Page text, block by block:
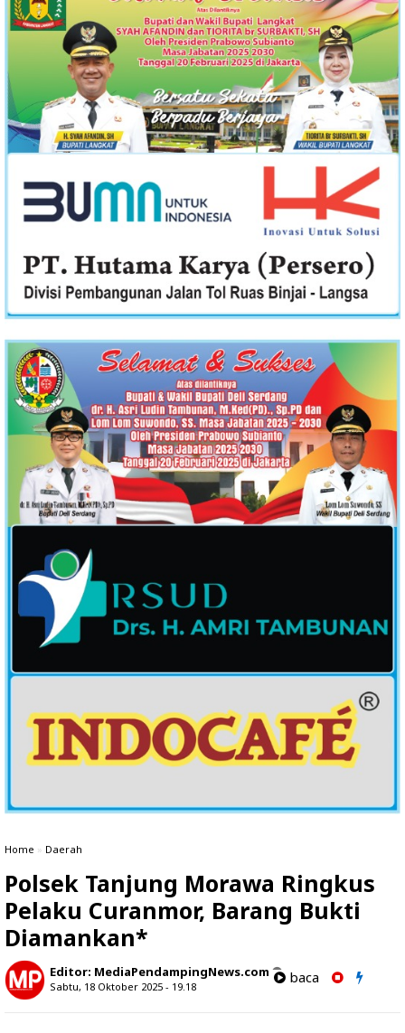
Home » Daerah
Polsek Tanjung Morawa Ringkus
Pelaku Curanmor, Barang Bukti
Diamankan*
Editor: MediaPendampingNews.com
Sabtu, 18 Oktober 2025 - 19.18
baca